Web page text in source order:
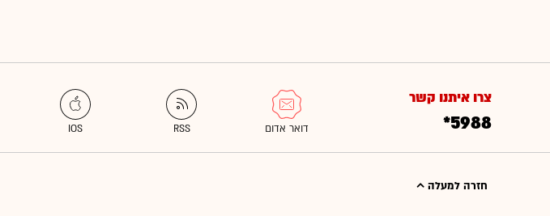
צרו איתנו קשר
*5988
חזרה למעלה